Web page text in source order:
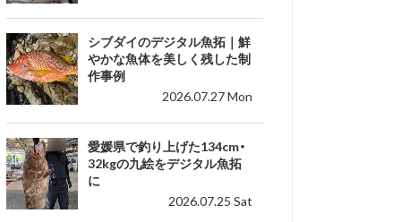
シブダイのデジタル魚拓｜鮮
やかな魚体を美しく残した制
作事例
2026.07.27 Mon
愛媛県で釣り上げた134cm・
32kgの九絵をデジタル魚拓
に
2026.07.25 Sat